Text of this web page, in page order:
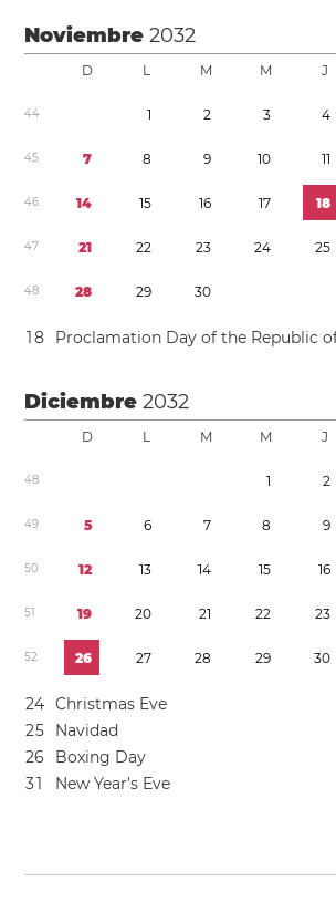
Noviembre2032
D L M M J
44 1 2 3 4
45 7 8 9 10 11
46 14 15 16 17 18
47 21 22 23 24 25
48 28 29 30
18 Proclamation Day of the Republic
Diciembre2032
D L M M J
48 1 2
49 5 6 7 8 9
50 12 13 14 15 16
51 19 20 21 22 23
52 26 27 28 29 30
24 Christmas Eve
25
Navidad
26
Boxing Day
31 New Year’s Eve